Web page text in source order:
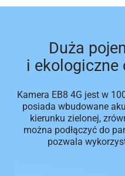
Duża
i ekologiczne
Kamera EB8 4G jest w
posiada wbudowane
kierunku zielonej,
można podłączyć do
pozwala